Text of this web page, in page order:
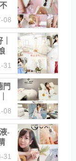
08
31
門
08
-
31